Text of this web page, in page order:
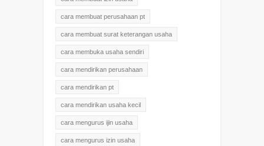
cara membuat perusahaan pt
cara membuat surat keterangan usaha
cara membuka usaha sendiri
cara mendirikan perusahaan
cara mendirikan pt
cara mendirikan usaha kecil
cara mengurus ijin usaha
cara mengurus izin usaha